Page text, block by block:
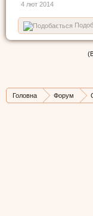
4 лют 2014
Головна Форум